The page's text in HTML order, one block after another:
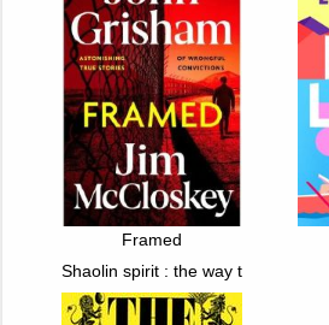
Framed
Shaolin spirit : the way to self-